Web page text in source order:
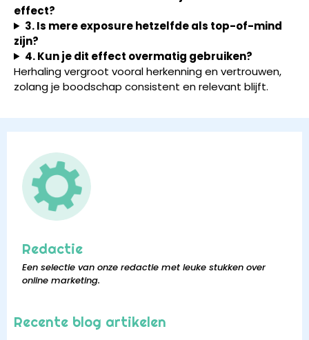
effect?
3. Is mere exposure hetzelfde als top-of-mind
zijn?
4. Kun je dit effect overmatig gebruiken?
Herhaling vergroot vooral herkenning en vertrouwen,
zolang je boodschap consistent en relevant blijft.
Redactie
Een selectie van onze redactie met leuke stukken over
online marketing.
Recente blog artikelen